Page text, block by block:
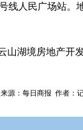
线人民广场站。
山湖境房地产开
来源：每日商报 作者：